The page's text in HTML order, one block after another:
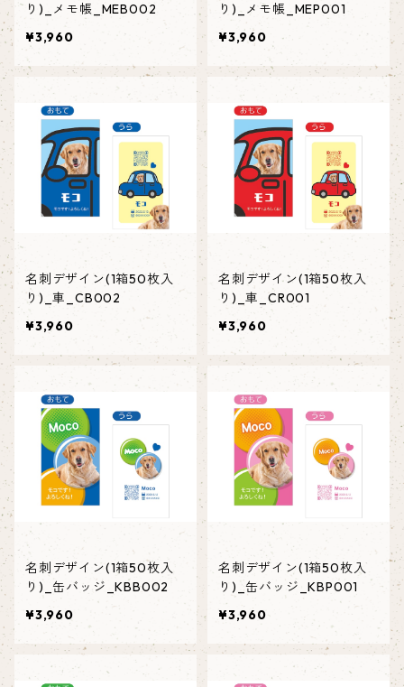
り)_メモ帳_MEB002
¥3,960
り)_メモ帳_MEP001
¥3,960
名刺デザイン(1箱50枚入
り)_車_CB002
¥3,960
名刺デザイン(1箱50枚入
り)_車_CR001
¥3,960
名刺デザイン(1箱50枚入
り)_缶バッジ_KBB002
¥3,960
名刺デザイン(1箱50枚入
り)_缶バッジ_KBP001
¥3,960